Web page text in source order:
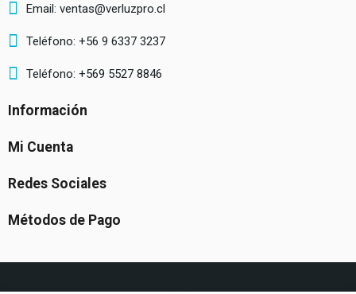
Email: ventas@verluzpro.cl
Teléfono: +56 9 6337 3237
Teléfono: +569 5527 8846
Información
Mi Cuenta
Redes Sociales
Métodos de Pago